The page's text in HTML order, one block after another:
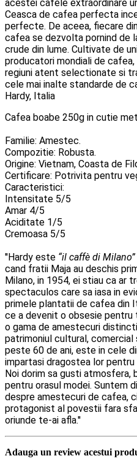
acestei cafele extraordinare
Ceasca de cafea perfecta
perfecte. De aceea, fiecare
cafea se dezvolta pornind de
crude din lume. Cultivate de
producatori mondiali de
regiuni atent selectionate si
cele mai inalte standarde de
Hardy, Italia
Cafea boabe 250g in cutie
Familie: Amestec.
Compozitie: Robusta.
Origine: Vietnam, Coasta de
Certificare: Potrivita pentru
Caracteristici:
Intensitate 5/5
Amar 4/5
Aciditate 1/5
Cremoasa 5/5
''Hardy este “il caffè di Milano”
cand fratii Maja au deschis
Milano, in 1954, ei stiau ca ar
spectaculos care sa iasa in
primele plantatii de cafea din
ce a devenit o obsesie
o gama de amestecuri
patrimoniul cultural, comercial
peste 60 de ani, este in cele
impartasi dragostea lor
Noi dorim sa gusti atmosfera,
pentru orasul modei. Suntem
despre amestecuri de cafea,
protagonist al povestii fara
oriunde te-ai afla.''
Adauga un review acestui